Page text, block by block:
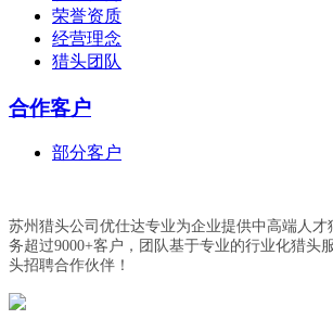
荣誉资质
经营理念
猎头团队
合作客户
部分客户
苏州猎头公司优仕达专业为企业提供中高端人才
务超过9000+客户，团队基于专业的行业化猎头
头招聘合作伙伴！